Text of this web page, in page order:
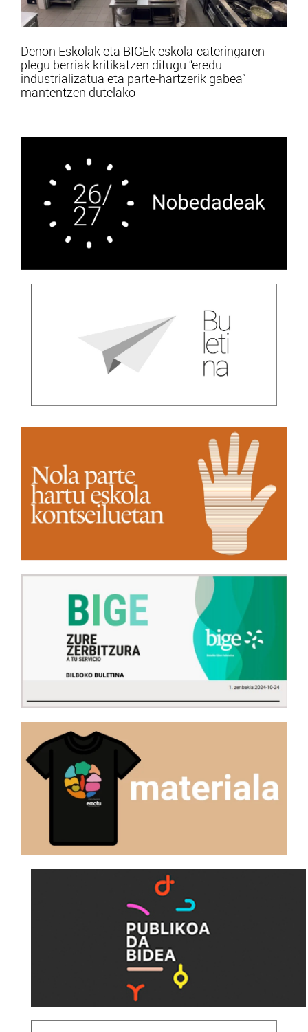
Denon Eskolak eta BIGEk eskola-cateringaren
plegu berriak kritikatzen ditugu “eredu
industrializatua eta parte-hartzerik gabea”
mantentzen dutelako